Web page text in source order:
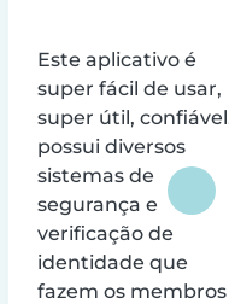
Este aplicativo é
super fácil de usar,
super útil,
possui diversos
sistemas de
segurança e
verificação de
identidade que
fazem os membros